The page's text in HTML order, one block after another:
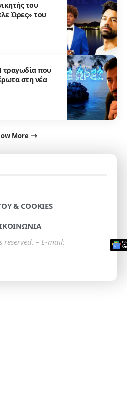
του
Ώρες» του
τραγωδία που
στη νέα
More
& COOKIES
– E-mail: